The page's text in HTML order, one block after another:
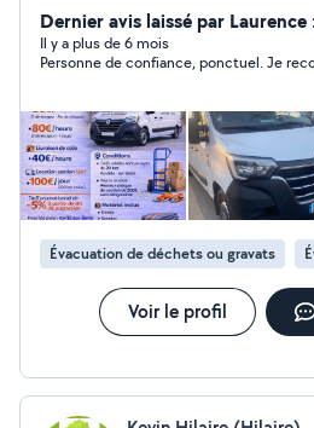
couvertures de protection, etc.). Nous sommes
également spécialisés dans le
démontage de meubles. Possibilité d'intervenir à deux
Sérieux, ponctuel et appliqué,
mes avis afin de vous faire une
prestations. N'hésitez pas à me contacter directement
pour plus d'informations ou pour
Dernier avis laissé par
Il y a plus de 6 mois
Personne de confiance, ponctuel. Je
Évacuation de déchets ou gravats
Voir le profil